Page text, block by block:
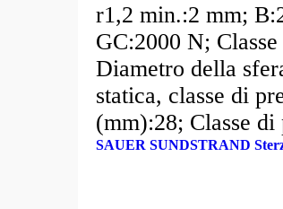
r1,2 min.:2 mm;
GC:2000 N;
Diametro della
statica, classe di
(mm):28; Classe
Dimensione
SAUER SUNDSTRAND